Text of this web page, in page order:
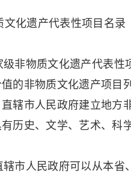
文化遗产代表性项目名录
非物质文化遗产代表性
的非物质文化遗产项目
市人民政府建立地方
历史、文学、艺术、科
市人民政府可以从本省